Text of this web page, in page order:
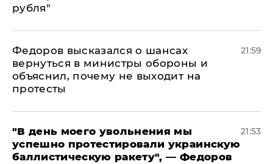
рубля"
Федоров высказался о шансах
вернуться в министры обороны и
объяснил, почему не выходит на
протесты
21:59
​"В день моего увольнения мы
успешно протестировали украинскую
баллистическую ракету", — Федоров
21:53